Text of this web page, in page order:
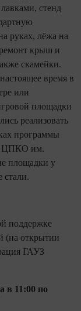
стенд
руках, лёжа на
крыш и
скамейки.
время в
или
площадки
реализовать
программы
ЦПКО им.
площадки у
стали.
поддержке
(на открытии
ГАУЗ
в 11:00 по